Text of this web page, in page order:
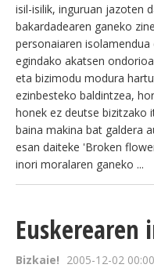
isil-isilik, inguruan jazoten
bakardadearen ganeko
personaiaren
egindako akatsen
eta bizimodu modura
ezinbesteko baldintzea,
honek ez deutse bizitzako
baina makina bat galdera
esan daiteke 'Broken
inori moralaren ganeko ...
Euskerearen
Bizkaie! 2005-12-02 00:00